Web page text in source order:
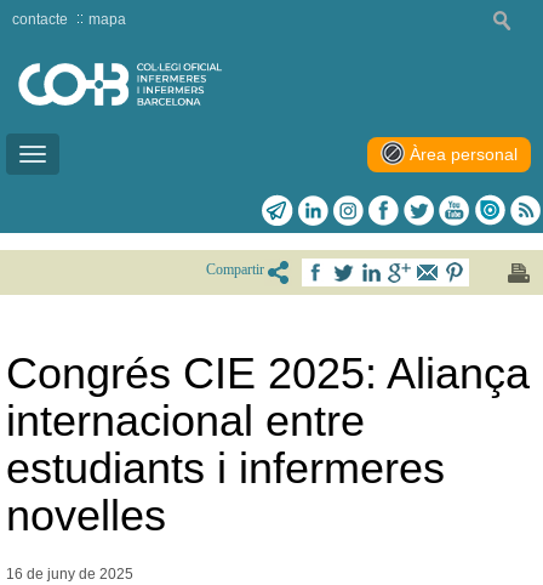
Toggle
contacte mapa
Àrea personal
Compartir
Congrés CIE 2025: Aliança
internacional entre
estudiants i infermeres
novelles
16 de juny de 2025